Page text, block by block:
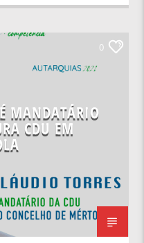
0
MANDATÁRIO
CDU EM